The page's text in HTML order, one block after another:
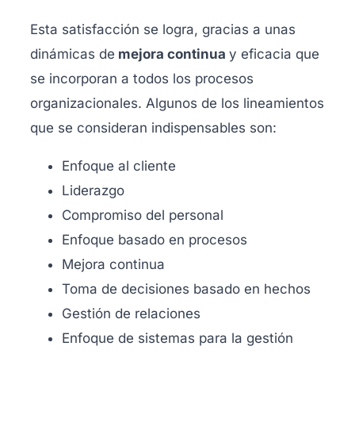
Esta satisfacción se logra, gracias a unas
dinámicas de mejora continua y eficacia que
se incorporan a todos los procesos
organizacionales. Algunos de los lineamientos
que se consideran indispensables son:
Enfoque al cliente
Liderazgo
Compromiso del personal
Enfoque basado en procesos
Mejora continua
Toma de decisiones basado en hechos
Gestión de relaciones
Enfoque de sistemas para la gestión